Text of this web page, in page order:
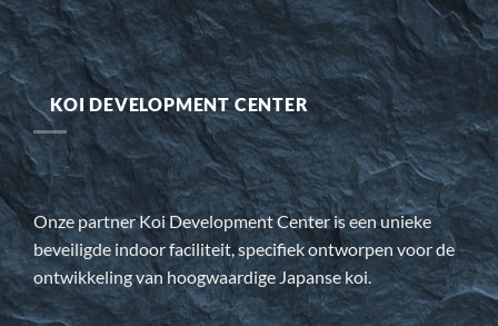
KOI DEVELOPMENT CENTER
Onze partner Koi Development Center is een unieke
beveiligde indoor faciliteit, specifiek ontworpen voor de
ontwikkeling van hoogwaardige Japanse koi.